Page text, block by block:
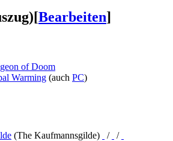
[Bearbeiten]
of Doom
Warming (auch PC)
(The Kaufmannsgilde) /
/